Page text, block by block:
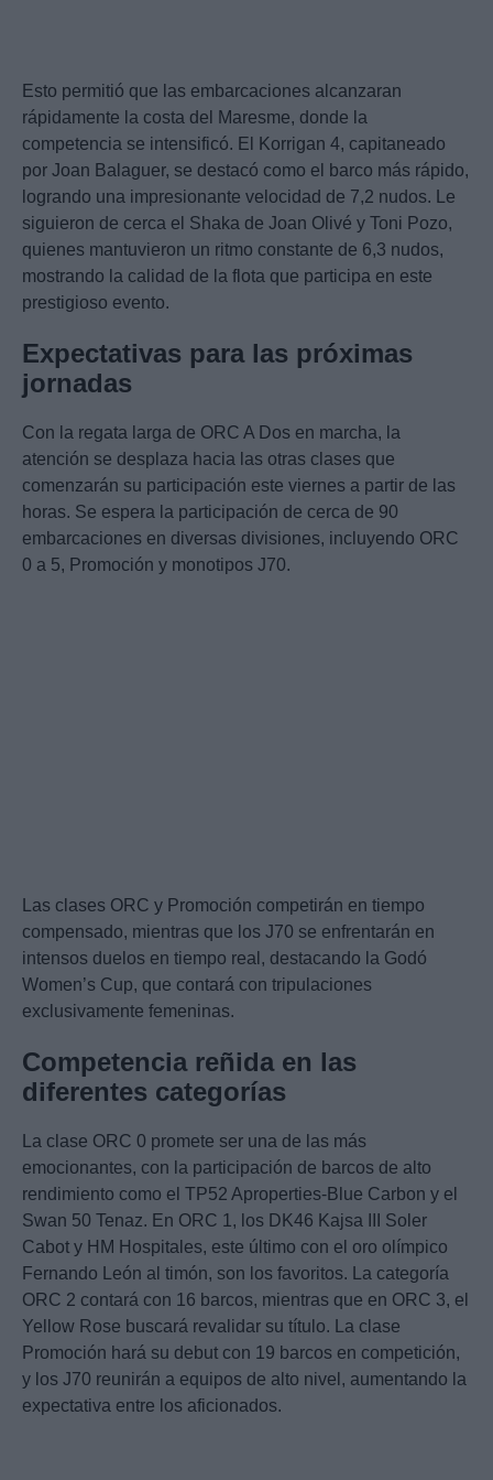
Esto permitió que las embarcaciones alcanzaran
rápidamente la costa del Maresme, donde la
competencia se intensificó. El Korrigan 4, capitaneado
por Joan Balaguer, se destacó como el barco más rápido,
logrando una impresionante velocidad de 7,2 nudos. Le
siguieron de cerca el Shaka de Joan Olivé y Toni Pozo,
quienes mantuvieron un ritmo constante de 6,3 nudos,
mostrando la calidad de la flota que participa en este
prestigioso evento.
Expectativas para las próximas
jornadas
Con la regata larga de ORC A Dos en marcha, la
atención se desplaza hacia las otras clases que
comenzarán su participación este viernes a partir de las
horas. Se espera la participación de cerca de 90
embarcaciones en diversas divisiones, incluyendo ORC
0 a 5, Promoción y monotipos J70.
Las clases ORC y Promoción competirán en tiempo
compensado, mientras que los J70 se enfrentarán en
intensos duelos en tiempo real, destacando la Godó
Women’s Cup, que contará con tripulaciones
exclusivamente femeninas.
Competencia reñida en las
diferentes categorías
La clase ORC 0 promete ser una de las más
emocionantes, con la participación de barcos de alto
rendimiento como el TP52 Aproperties-Blue Carbon y el
Swan 50 Tenaz. En ORC 1, los DK46 Kajsa III Soler
Cabot y HM Hospitales, este último con el oro olímpico
Fernando León al timón, son los favoritos. La categoría
ORC 2 contará con 16 barcos, mientras que en ORC 3, el
Yellow Rose buscará revalidar su título. La clase
Promoción hará su debut con 19 barcos en competición,
y los J70 reunirán a equipos de alto nivel, aumentando la
expectativa entre los aficionados.